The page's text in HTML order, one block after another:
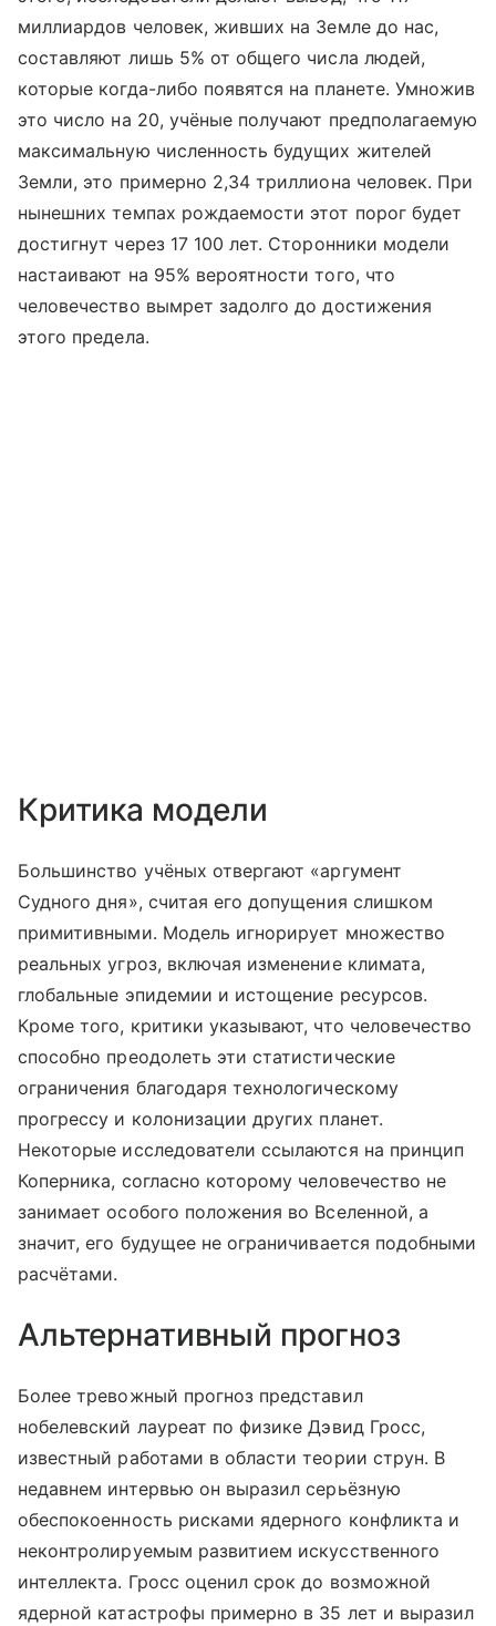
миллиардов человек, живших на Земле до нас,
составляют лишь 5% от общего числа людей,
которые когда-либо появятся на планете. Умножив
это число на 20, учёные получают предполагаемую
максимальную численность будущих жителей
Земли, это примерно 2,34 триллиона человек. При
нынешних темпах рождаемости этот порог будет
достигнут через 17 100 лет. Сторонники модели
настаивают на 95% вероятности того, что
человечество вымрет задолго до достижения
этого предела.
Критика модели
Большинство учёных отвергают «аргумент
Судного дня», считая его допущения слишком
примитивными. Модель игнорирует множество
реальных угроз, включая изменение климата,
глобальные эпидемии и истощение ресурсов.
Кроме того, критики указывают, что человечество
способно преодолеть эти статистические
ограничения благодаря технологическому
прогрессу и колонизации других планет.
Некоторые исследователи ссылаются на принцип
Коперника, согласно которому человечество не
занимает особого положения во Вселенной, а
значит, его будущее не ограничивается подобными
расчётами.
Альтернативный прогноз
Более тревожный прогноз представил
нобелевский лауреат по физике Дэвид Гросс,
известный работами в области теории струн. В
недавнем интервью он выразил серьёзную
обеспокоенность рисками ядерного конфликта и
неконтролируемым развитием искусственного
интеллекта. Гросс оценил срок до возможной
ядерной катастрофы примерно в 35 лет и выразил